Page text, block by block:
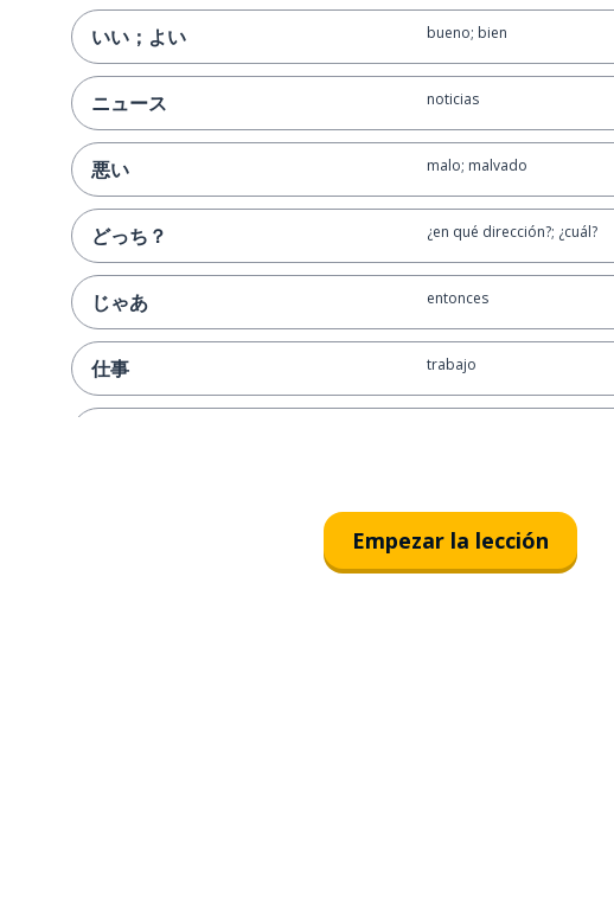
いい；よい bueno; bien
ニュース noticias
悪い malo; malvado
どっち？ ¿en qué dirección?; ¿cuál?
じゃあ entonces
仕事 trabajo
Empezar la lección